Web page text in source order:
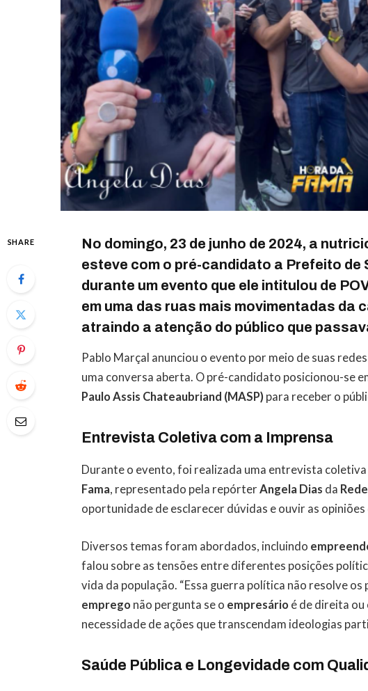
SHARE No domingo, 23 de junho de 2024, a
esteve com o pré-candidato a Prefeito de
durante um evento que ele intitulou de
em uma das ruas mais movimentadas da
atraindo a atenção do público que
Pablo Marçal anunciou o evento por meio de suas
uma conversa aberta. O pré-candidato posicionou-se
Paulo Assis Chateaubriand (MASP) para receber o
Entrevista Coletiva com a Imprensa
Durante o evento, foi realizada uma entrevista coletiva
Fama, representado pela repórterAngela Dias da
oportunidade de esclarecer dúvidas e ouvir as opiniões
Diversos temas foram abordados, incluindo
falou sobre as tensões entre diferentes posições
vida da população. “Essa guerra política não resolve os
emprego não pergunta se o empresário é de direita ou
necessidade de ações que transcendam ideologias
Saúde Pública e Longevidade com